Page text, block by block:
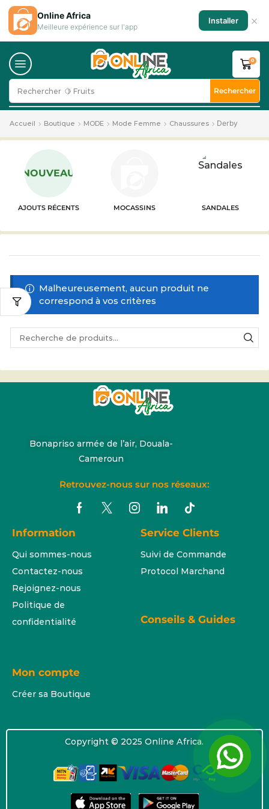
Rechercher 🍋 Fruits Rechercher
0
Accueil Boutique MODE Mode Femme Chaussures Derby
NOUVEAU
AJOUTS RÉCENTS MOCASSINS SANDALES
Malheureusement, aucun produit ne
correspond à vos critères
Bonapriso armée de l’air, Douala-
Cameroun
Retrouvez-nous sur nos réseaux:
Information
Qui sommes-nous
Contactez-nous
Rejoignez-nous
Politique de
confidentialité
Service Clients
Suivi de Commande
Protocol Marchand
Conseils & Guides
Mon compte
Créer sa Boutique
Copyright © 2025 Online Africa.
Online Africa
Meilleure expérience sur l'app
Installer ×